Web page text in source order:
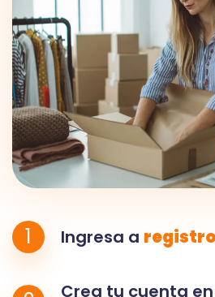
1 Ingresa a registro
Crea tu cuenta